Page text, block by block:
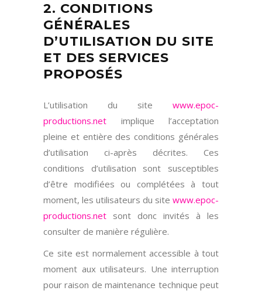
2. CONDITIONS
GÉNÉRALES
D’UTILISATION DU SITE
ET DES SERVICES
PROPOSÉS
L’utilisation du site www.epoc-
productions.net implique l’acceptation
pleine et entière des conditions générales
d’utilisation ci-après décrites. Ces
conditions d’utilisation sont susceptibles
d’être modifiées ou complétées à tout
moment, les utilisateurs du site www.epoc-
productions.net sont donc invités à les
consulter de manière régulière.
Ce site est normalement accessible à tout
moment aux utilisateurs. Une interruption
pour raison de maintenance technique peut